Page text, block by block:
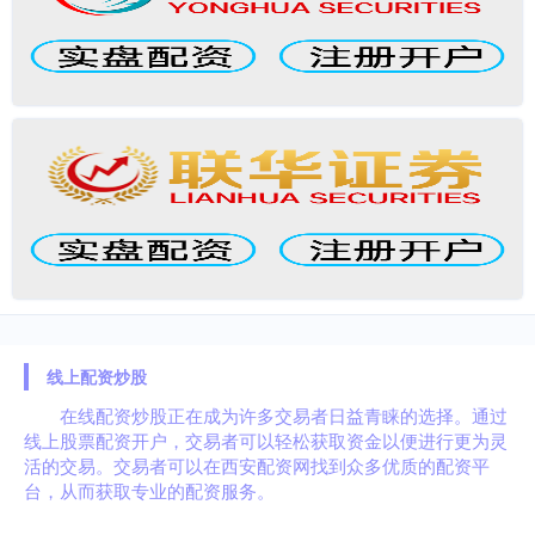
线上配资炒股
在线配资炒股正在成为许多交易者日益青睐的选择。通过
线上股票配资开户，交易者可以轻松获取资金以便进行更为灵
活的交易。交易者可以在西安配资网找到众多优质的配资平
台，从而获取专业的配资服务。